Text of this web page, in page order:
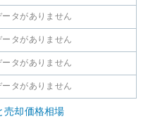
ータがありません
ータがありません
ータがありません
ータがありません
売却価格相場